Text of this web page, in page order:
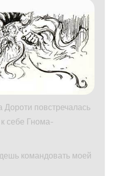
Дороти повстречалась
себе Гнома-
командовать моей